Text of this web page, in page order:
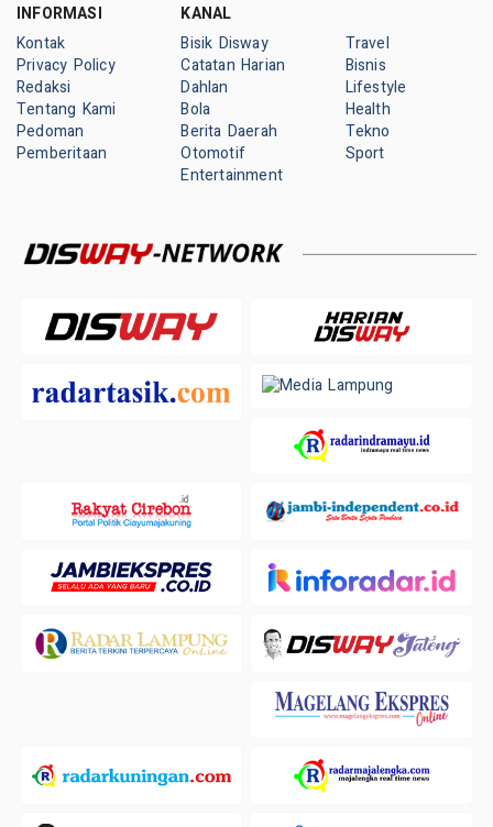
INFORMASI
Kontak
Privacy Policy
Redaksi
Tentang Kami
Pedoman
Pemberitaan
KANAL
Bisik Disway
Catatan Harian
Dahlan
Bola
Berita Daerah
Otomotif
Entertainment
Travel
Bisnis
Lifestyle
Health
Tekno
Sport